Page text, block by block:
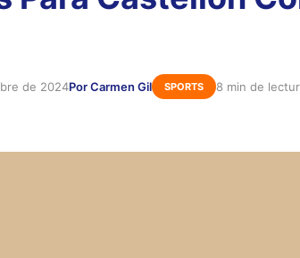
de 2024Por Carmen Gil SPORTS 8 min de